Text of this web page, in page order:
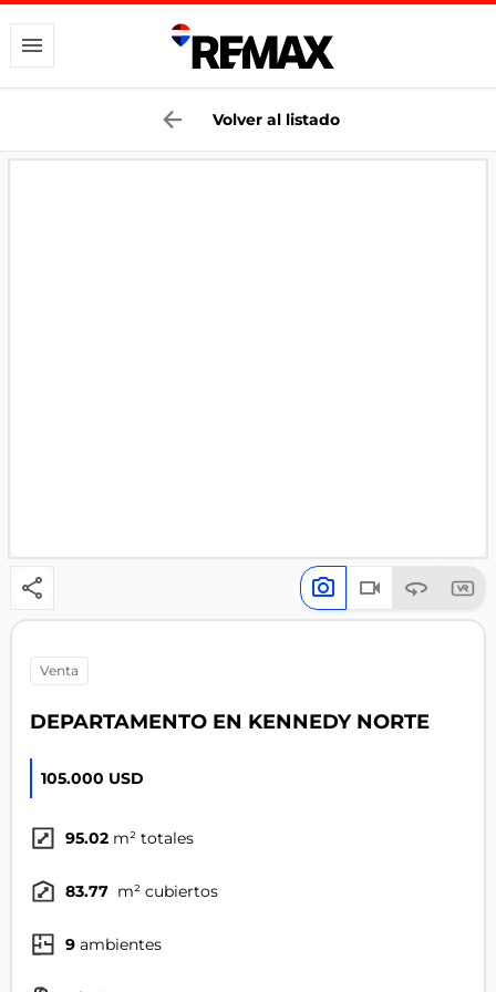
Volver al listado
venta
DEPARTAMENTO EN KENNEDY NORTE
105.000 USD
95.02 m² totales
83.77 m² cubiertos
9 ambientes